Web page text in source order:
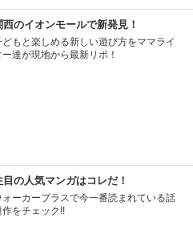
西のイオンモールで新発見！
どもと楽しめる新しい遊び方をママライ
ー達が現地から最新リポ！
目の人気マンガはコレだ！
ォーカープラスで今一番読まれている話
作をチェック!!